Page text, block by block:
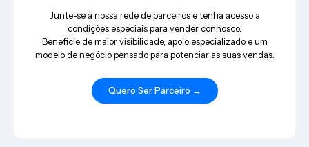
Junte-se à nossa rede de parceiros e tenha acesso a
condições especiais para vender connosco.
Beneficie de maior visibilidade, apoio especializado e um
modelo de negócio pensado para potenciar as suas vendas.
Quero Ser Parceiro →